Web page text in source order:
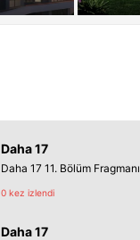
Daha 17
Daha 17 11. Bölüm Fragmanı
0 kez izlendi
Daha 17